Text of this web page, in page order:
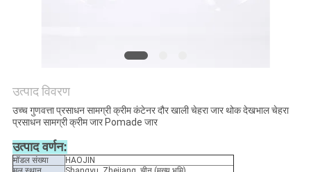
उत्पाद विवरण
उच्च गुणवत्ता प्रसाधन सामग्री क्रीम कंटेनर दौर खाली चेहरा जार थोक देखभाल चेहरा
प्रसाधन सामग्री क्रीम जार Pomade जार
उत्पाद वर्णन:
मॉडल संख्या
HAOJIN